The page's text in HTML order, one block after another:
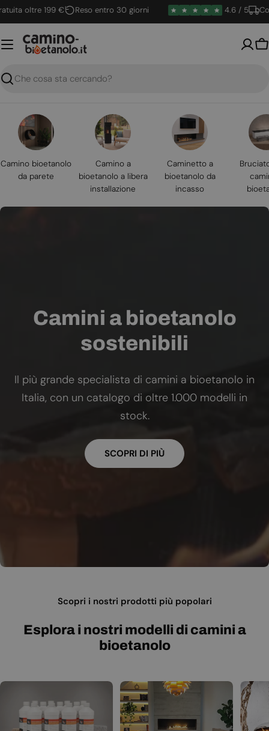
Vai
al
contenuto
oltre 199 € Reso entro 30 giorni 4.6 / 5
Ricerca
Camino bioetanolo
da parete
Camino a
bioetanolo a libera
installazione
Caminetto a
bioetanolo da
incasso
Camini a bioetanolo
sostenibili
Il più grande specialista di camini a bioetanolo in
Italia, con un catalogo di oltre 1.000 modelli in
stock.
SCOPRI DI PIÙ
Scopri i nostri prodotti più popolari
Esplora i nostri modelli di camini a
bioetanolo